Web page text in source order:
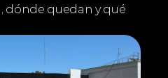
dónde quedan y qué